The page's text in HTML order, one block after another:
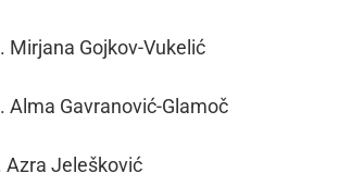
Mirjana Gojkov-Vukelić
Alma Gavranović-Glamoč
Azra Jelešković